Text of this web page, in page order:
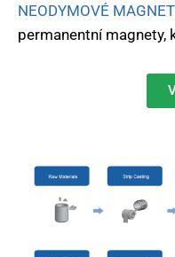
NEODYMOVÉ
permanentní magnety,